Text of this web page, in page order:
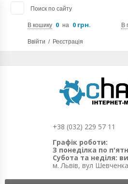
Поиск по сайту
В кошику 0 на 0 грн. В
Ввійти / Реєстрація
+38 (032) 229 57 11
Графік роботи:
З понеділка по
Субота та неділя:
м. Львів, вул